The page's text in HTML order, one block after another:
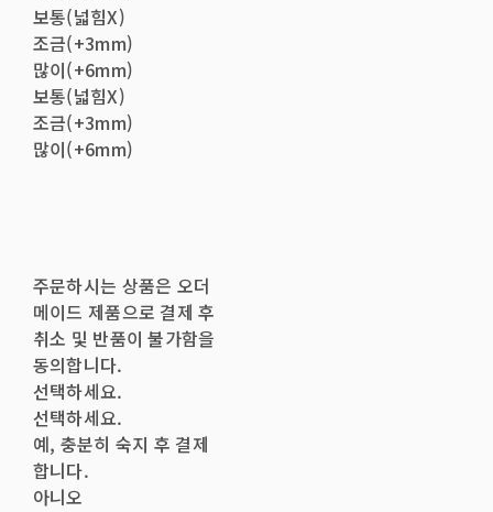
보통(넓힘X)
조금(+3mm)
많이(+6mm)
보통(넓힘X)
조금(+3mm)
많이(+6mm)
주문하시는 상품은 오더
메이드 제품으로 결제 후
취소 및 반품이 불가함을
동의합니다.
선택하세요.
선택하세요.
예, 충분히 숙지 후 결제
합니다.
아니오